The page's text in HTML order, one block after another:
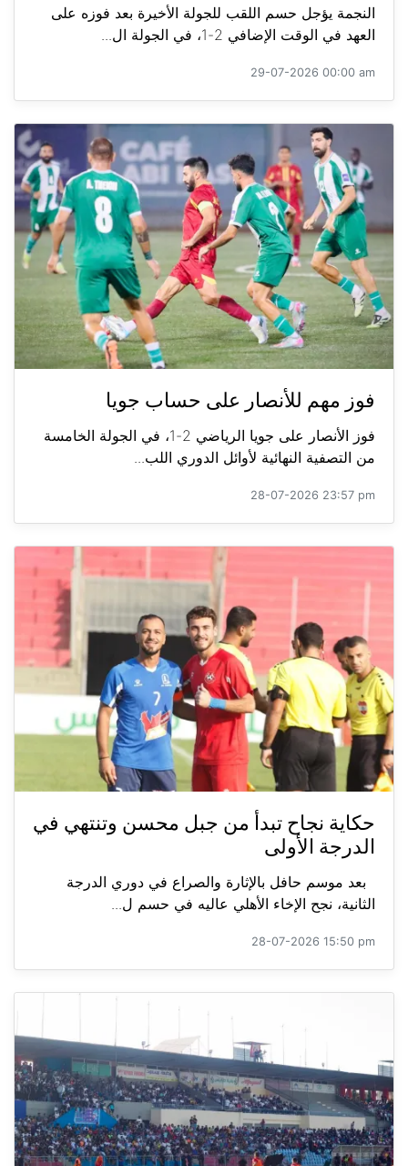
النجمة يؤجل حسم اللقب للجولة الأخيرة بعد فوزه على
العهد في الوقت الإضافي 2-1، في الجولة ال...
29-07-2026 00:00 am
فوز مهم للأنصار على حساب جويا
فوز الأنصار على جويا الرياضي 2-1، في الجولة الخامسة
من التصفية النهائية لأوائل الدوري اللب...
28-07-2026 23:57 pm
حكاية نجاح تبدأ من جبل محسن وتنتهي في
الدرجة الأولى
بعد موسم حافل بالإثارة والصراع في دوري الدرجة
الثانية، نجح الإخاء الأهلي عاليه في حسم ل...
28-07-2026 15:50 pm